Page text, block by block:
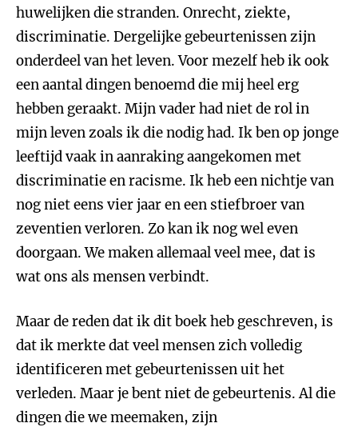
huwelijken die stranden. Onrecht, ziekte,
discriminatie. Dergelijke gebeurtenissen zijn
onderdeel van het leven. Voor mezelf heb ik ook
een aantal dingen benoemd die mij heel erg
hebben geraakt. Mijn vader had niet de rol in
mijn leven zoals ik die nodig had. Ik ben op jonge
leeftijd vaak in aanraking aangekomen met
discriminatie en racisme. Ik heb een nichtje van
nog niet eens vier jaar en een stiefbroer van
zeventien verloren. Zo kan ik nog wel even
doorgaan. We maken allemaal veel mee, dat is
wat ons als mensen verbindt.
Maar de reden dat ik dit boek heb geschreven, is
dat ik merkte dat veel mensen zich volledig
identificeren met gebeurtenissen uit het
verleden. Maar je bent niet de gebeurtenis. Al die
dingen die we meemaken, zijn